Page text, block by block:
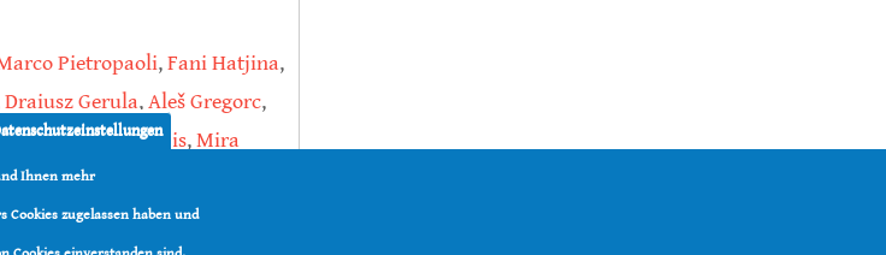
Pietropaoli,Fani Hatjina,
Draiusz Gerula,Aleš Gregorc,
,Jorge Rivera-Gomis,Mira
Wilde,Antonio Nanetti
Ihnen mehr
zugelassen haben und